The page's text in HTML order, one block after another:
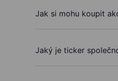
Jak si mohu koupit
Jaký je ticker